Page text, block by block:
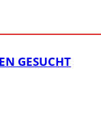
GESUCHT